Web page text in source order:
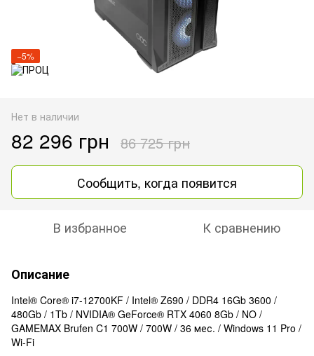
−5%
Нет в наличии
82 296 грн 86 725 грн
Сообщить, когда появится
В избранное К сравнению
Описание
Intel® Core® i7-12700KF / Intel® Z690 / DDR4 16Gb 3600 /
480Gb / 1Tb / NVIDIA® GeForce® RTX 4060 8Gb / NO /
GAMEMAX Brufen C1 700W / 700W / 36 мес. / Windows 11 Pro /
Wi-Fi